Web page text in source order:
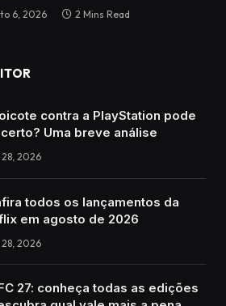
6, 2026 2 Mins Read
contra a PlayStation pode
Uma breve análise
2026
todos os lançamentos da
em agosto de 2026
2026
27: conheça todas as edições